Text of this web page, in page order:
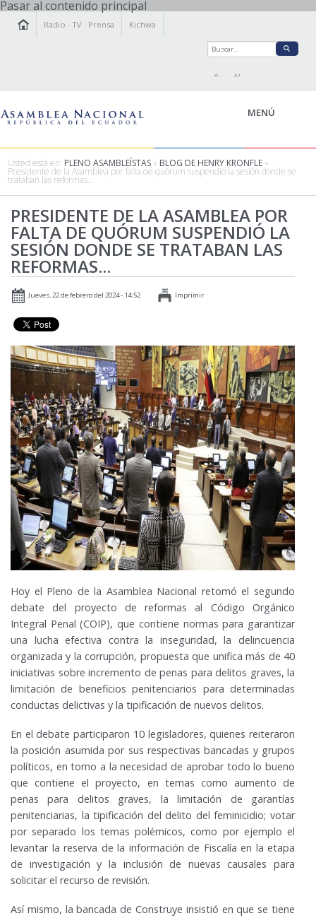
Pasar al contenido principal
Radio ·TV · Prensa Kichwa
A- A+
MENÚ
LEGISLAMOS
FISCALIZAMOS
TRANSPARENCIA
PRENSA
PARTICIPACIÓN
RELACIONES INTERNACIONALES
AGENDA
Usted está en: PLENO ASAMBLEÍSTAS » BLOG DE HENRY KRONFLE »
Presidente de la Asamblea por falta de quórum suspendió la sesión donde se
trataban las reformas...
PRESIDENTE DE LA ASAMBLEA POR
FALTA DE QUÓRUM SUSPENDIÓ LA
SESIÓN DONDE SE TRATABAN LAS
REFORMAS...
Jueves, 22 de febrero del 2024 - 14:52 Imprimir
Hoy el Pleno de la Asamblea Nacional retomó el segundo
debate del proyecto de reformas al Código Orgánico
Integral Penal (COIP), que contiene normas para garantizar
una lucha efectiva contra la inseguridad, la delincuencia
organizada y la corrupción, propuesta que unifica más de 40
iniciativas sobre incremento de penas para delitos graves, la
limitación de beneficios penitenciarios para determinadas
conductas delictivas y la tipificación de nuevos delitos.
En el debate participaron 10 legisladores, quienes reiteraron
la posición asumida por sus respectivas bancadas y grupos
políticos, en torno a la necesidad de aprobar todo lo bueno
que contiene el proyecto, en temas como aumento de
penas para delitos graves, la limitación de garantías
penitenciarias, la tipificación del delito del feminicidio; votar
por separado los temas polémicos, como por ejemplo el
levantar la reserva de la información de Fiscalía en la etapa
de investigación y la inclusión de nuevas causales para
solicitar el recurso de revisión.
Así mismo, la bancada de Construye insistió en que se tiene